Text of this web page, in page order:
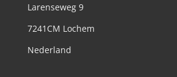
Larenseweg 9
7241CM Lochem
Nederland